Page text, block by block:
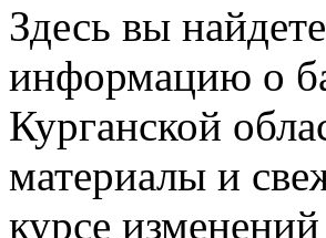
Здесь вы
информацию о
Курганской
материалы и
курсе